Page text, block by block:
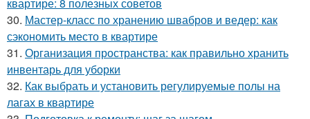
30. Мастер-класс по хранению швабров и ведер: как
сэкономить место в квартире
31. Организация пространства: как правильно хранить
инвентарь для уборки
32. Как выбрать и установить регулируемые полы на
лагах в квартире